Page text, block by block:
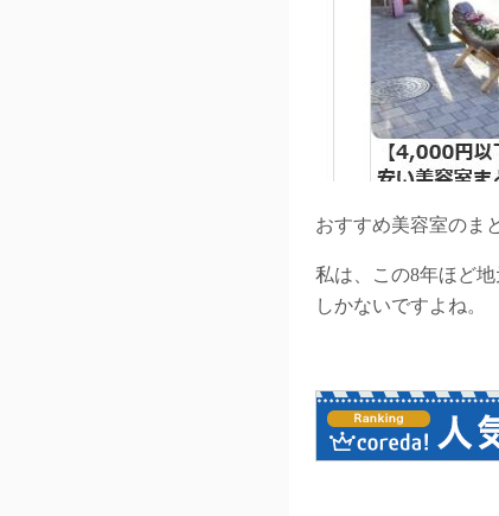
おすすめ美容室のま
私は、この8年ほど
しかないですよね。